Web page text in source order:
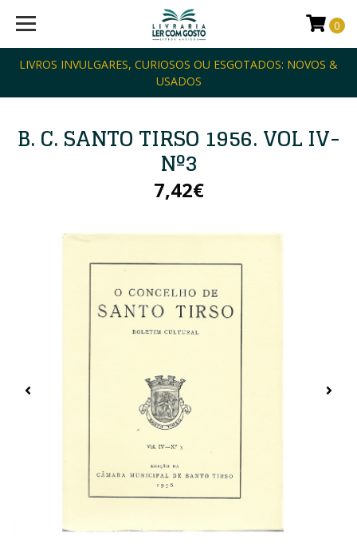
LIVROS INVULGARES, CURIOSOS OU ESGOTADOS: NOVOS &
USADOS
0
B. C. SANTO TIRSO 1956. VOL IV-
Nº3
7,42€